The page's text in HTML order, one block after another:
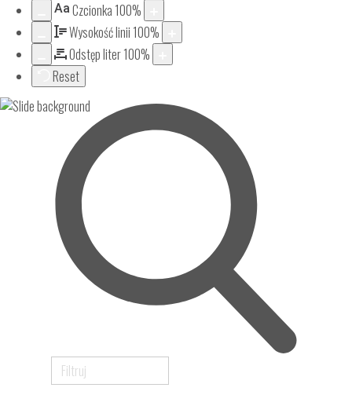
Aa Czcionka 100%
Wysokość linii 100%
Odstęp liter100%
Reset